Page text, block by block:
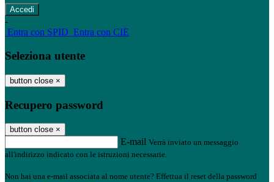
-
Entra con SPID Entra con CIE
Seleziona utente
button close ×
Recupero password
button close ×
E-mail Verrà inviato un messaggio
all'indirizzo indicato con le istruzioni necessarie.
Non hai una e-mail associata al nome utente? Effettua il reset della password